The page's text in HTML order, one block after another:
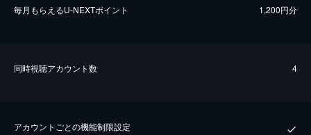
毎⽉もらえるU-NEXTポイント 1,200円分
同時視聴アカウント数 4
アカウントごとの機能制限設定